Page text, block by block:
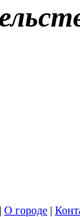
| О городе |